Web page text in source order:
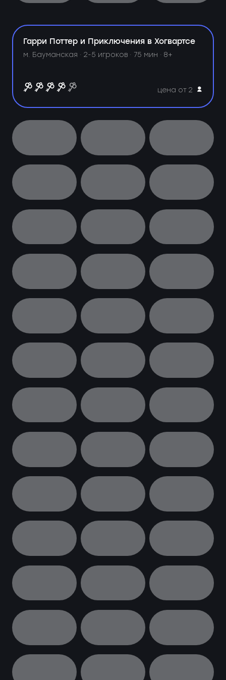
Гарри Поттер и Приключения в Хогвартсе
м. Бауманская ·2-5 игроков · 75 мин · 8+
цена от 2